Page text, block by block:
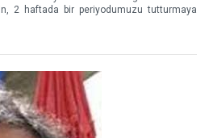
2 haftada bir periyodumuzu tutturmaya